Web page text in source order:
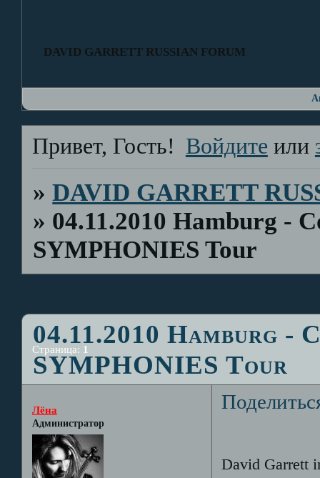
DAVID GARRETT RUSSIAN FORUM
Привет, Гость! Войдите или
»DAVID GARRETT
» 04.11.2010 Hamburg -
SYMPHONIES Tour
04.11.2010 Hamburg
SYMPHONIES Tour
Страница: 1
Лёна
Администратор
David Garrett